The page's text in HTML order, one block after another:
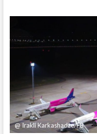
Кавказе
властей
Грузии
к
России
@ Irakli Karkashadze/FB